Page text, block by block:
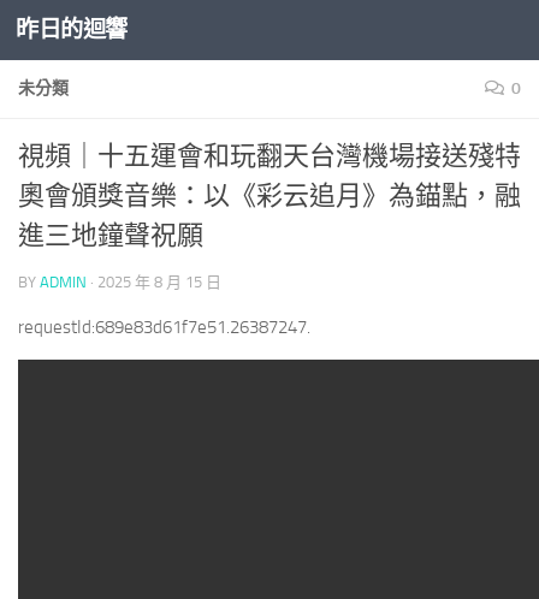
Skip to content
昨日的迴響
未分類 0
視頻｜十五運會和玩翻天台灣機場接送殘特
奧會頒獎音樂：以《彩云追月》為錨點，融
進三地鐘聲祝願
BY ADMIN · 2025 年 8 月 15 日
requestId:689e83d61f7e51.26387247.